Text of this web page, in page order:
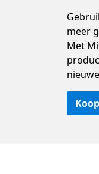
meer
Met